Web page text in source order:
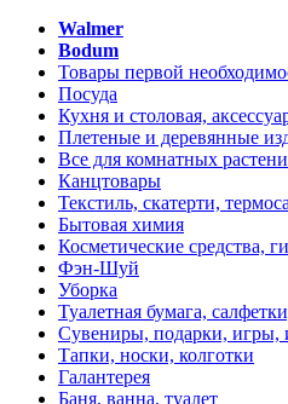
Walmer
Bodum
Товары первой
Посуда
Кухня и столовая,
Плетеные и деревянные
Все для комнатных
Канцтовары
Текстиль, скатерти,
Бытовая химия
Косметические средства,
Фэн-Шуй
Уборка
Туалетная бумага,
Сувениры, подарки, игры,
Тапки, носки, колготки
Галантерея
Баня, ванна, туалет